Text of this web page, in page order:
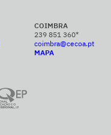
COIMBRA
239 851 360*
coimbra@cecoa.pt
MAPA